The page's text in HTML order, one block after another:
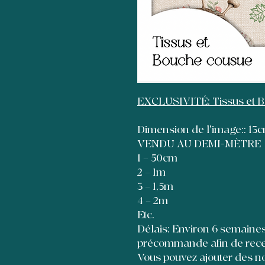
EXCLUSIVITÉ: Tissus et
Dimension de l'image::
VENDU AU DEMI-MÈTRE
1 = 50cm
2 = 1m
3 = 1,5m
4 = 2m
Etc.
Délais: Environ 6
précommande afin de
Vous pouvez ajouter des